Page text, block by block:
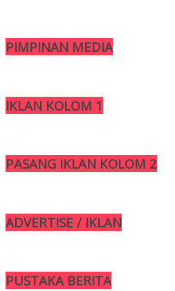
PIMPINAN MEDIA
IKLAN KOLOM 1
PASANG IKLAN KOLOM 2
ADVERTISE / IKLAN
PUSTAKA BERITA